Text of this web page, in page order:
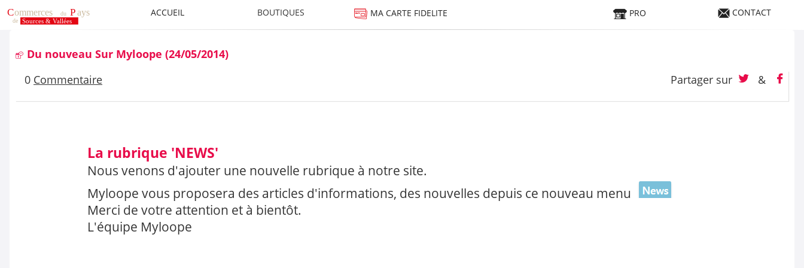
ACCUEIL BOUTIQUES MA CARTE FIDELITE PRO CONTACT
Du nouveau Sur Myloope (24/05/2014)
0 Commentaire Partager sur &
La rubrique 'NEWS'
Nous venons d'ajouter une nouvelle rubrique à notre site.
Myloope vous proposera des articles d'informations, des nouvelles depuis ce nouveau menu
Merci de votre attention et à bientôt.
L'équipe Myloope